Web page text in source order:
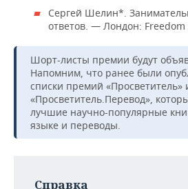
Сергей Шелин*.
ответов. — Лондон: Freedom
Шорт-листы премии будут
Напомним, что ранее были
списки премий «Просветитель»
«Просветитель.Перевод»,
лучшие научно-популярные
языке и переводы.
Справка